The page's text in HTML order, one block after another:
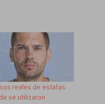
reales de estafas
se utilizaron